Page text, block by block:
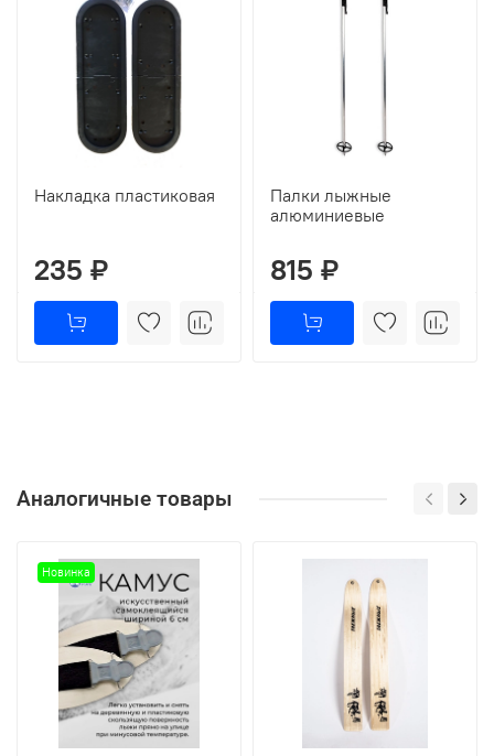
Накладка пластиковая
235 ₽
Палки лыжные
алюминиевые
815 ₽
Аналогичные товары
Новинка